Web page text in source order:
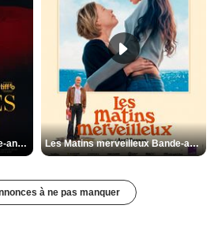
Les Silences de Riyad Bande-annonce VO STFR Les Matins merveilleux Bande-annonce VF
à ne pas manquer